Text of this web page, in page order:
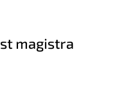
magistra